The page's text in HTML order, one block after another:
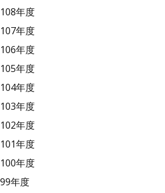
108年度
107年度
106年度
105年度
104年度
103年度
102年度
101年度
100年度
99年度